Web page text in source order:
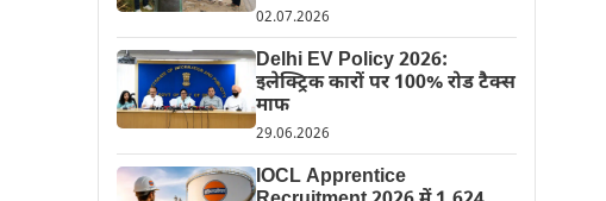
02.07.2026
Delhi EV Policy 2026:
इलेक्ट्रिक कारों पर 100% रोड टैक्स
माफ
29.06.2026
IOCL Apprentice